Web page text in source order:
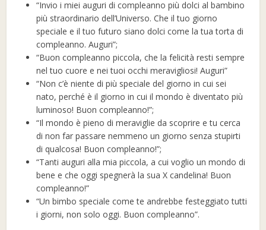
“Invio i miei auguri di compleanno più dolci al bambino
più straordinario dell’Universo. Che il tuo giorno
speciale e il tuo futuro siano dolci come la tua torta di
compleanno. Auguri”;
“Buon compleanno piccola, che la felicità resti sempre
nel tuo cuore e nei tuoi occhi meravigliosi! Auguri”
“Non c’è niente di più speciale del giorno in cui sei
nato, perché è il giorno in cui il mondo è diventato più
luminoso! Buon compleanno!”;
“Il mondo è pieno di meraviglie da scoprire e tu cerca
di non far passare nemmeno un giorno senza stupirti
di qualcosa! Buon compleanno!”;
“Tanti auguri alla mia piccola, a cui voglio un mondo di
bene e che oggi spegnerà la sua X candelina! Buon
compleanno!”
“Un bimbo speciale come te andrebbe festeggiato tutti
i giorni, non solo oggi. Buon compleanno”.